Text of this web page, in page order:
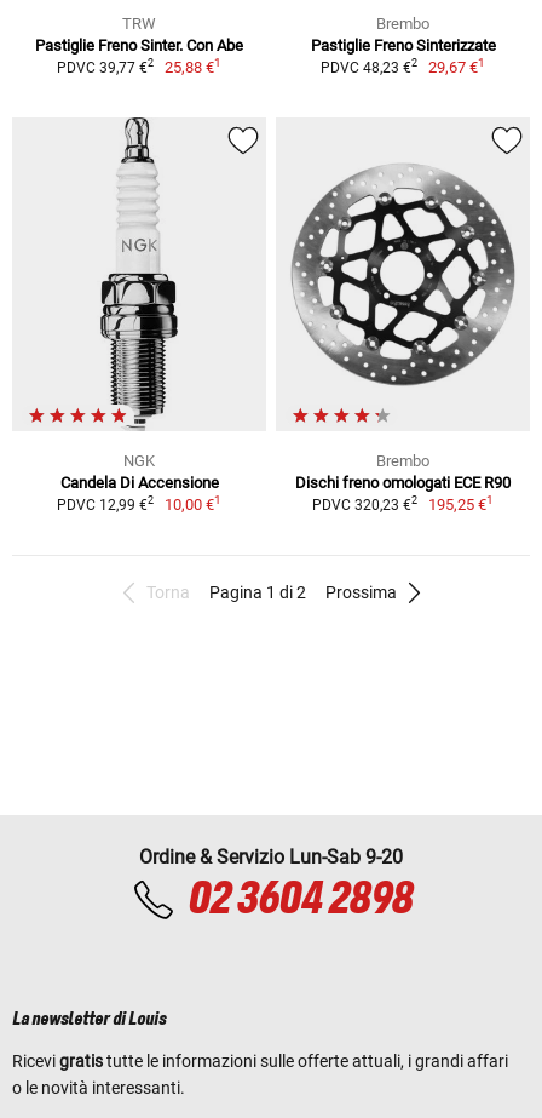
TRW
Pastiglie Freno Sinter. Con Abe
PDVC 39,77 €2 25,88 €1
Brembo
Pastiglie Freno Sinterizzate
PDVC 48,23 €2 29,67 €1
NGK
Candela Di Accensione
PDVC 12,99 €2 10,00 €1
Brembo
Dischi freno omologati ECE R90
PDVC 320,23 €2 195,25 €1
Torna Pagina 1 di 2 Prossima
Ordine & Servizio Lun-Sab 9-20
02 3604 2898
La newsletter di Louis
Ricevigratistutte le informazioni sulle offerte attuali, i grandi affari
o le novità interessanti.